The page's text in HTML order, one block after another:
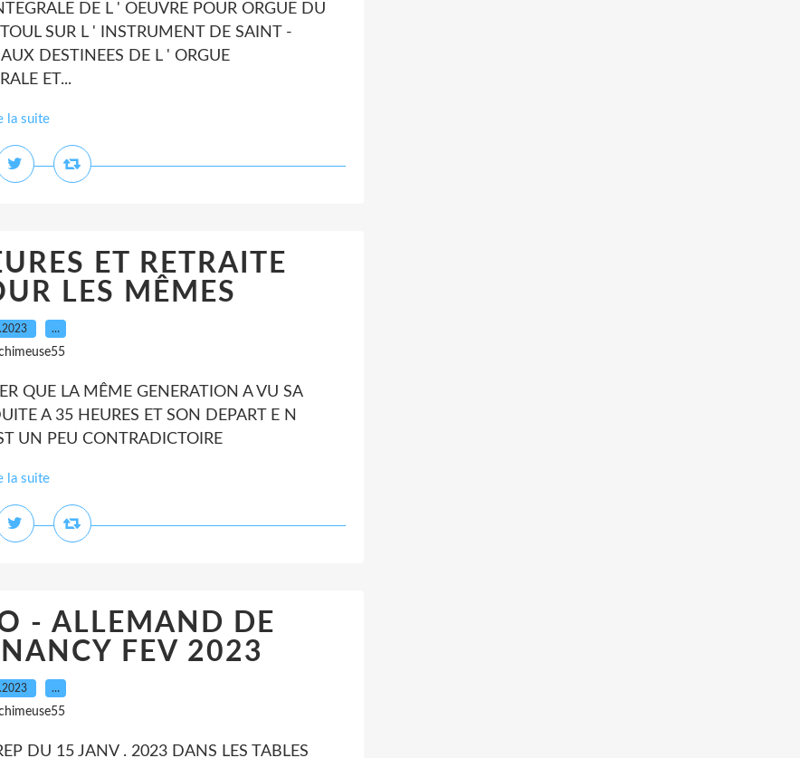
DE L ' OEUVRE POUR ORGUE DU
SUR L ' INSTRUMENT DE SAINT -
DESTINEES DE L ' ORGUE
ET...
la suite
ET RETRAITE
LES MÊMES
…
QUE LA MÊME GENERATION A VU SA
A 35 HEURES ET SON DEPART E N
UN PEU CONTRADICTOIRE
la suite
- ALLEMAND DE
FEV 2023
…
DU 15 JANV . 2023 DANS LES TABLES